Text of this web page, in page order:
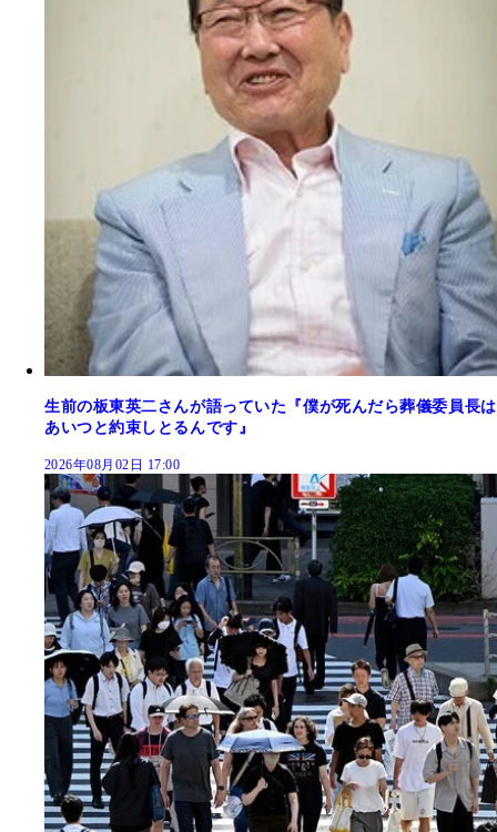
生前の板東英二さんが語っていた『僕が死んだら葬儀委員長は
あいつと約束しとるんです』
2026年08月02日 17:00